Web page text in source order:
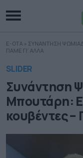
E-OTA » ΣΥΝΑΝΤΗΣΗ
ΠΑΜΕ ΓΙ’ ΑΛΛΑ
SLIDER
Συνάντηση
Μπουτάρη:
κουβέντες –